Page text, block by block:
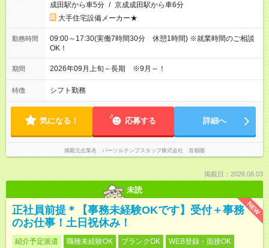
成田駅から車5分 / 京成成田駅から車6分
大手住宅設備メーカー★
勤務時間
09:00～17:30(実働7時間30分 休憩1時間) ※就業時間のご相談
OK！
期間 2026年09月上旬～長期 ※9月～！
特徴 シフト勤務
気になる！ 応募する 詳細へ
掲載元企業名 パーソルテンプスタッフ株式会社 首都圏
掲載日：2026.08.03
未読
NEW
正社員前提＊【事務未経験OKです】受付＋事務
のお仕事！土日祝休み！
紹介予定派遣 職種未経験OK ブランクOK WEB登録・面接OK